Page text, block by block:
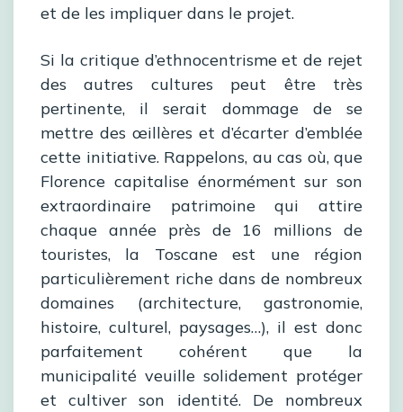
et de les impliquer dans le projet.
Si la critique d’ethnocentrisme et de rejet
des autres cultures peut être très
pertinente, il serait dommage de se
mettre des œillères et d’écarter d’emblée
cette initiative. Rappelons, au cas où, que
Florence capitalise énormément sur son
extraordinaire patrimoine qui attire
chaque année près de 16 millions de
touristes, la Toscane est une région
particulièrement riche dans de nombreux
domaines (architecture, gastronomie,
histoire, culturel, paysages…), il est donc
parfaitement cohérent que la
municipalité veuille solidement protéger
et cultiver son identité. De nombreux